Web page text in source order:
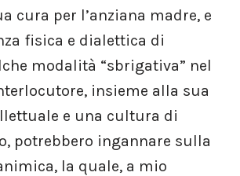
cura per l’anziana madre, e
fisica e dialettica di
modalità “sbrigativa” nel
insieme alla sua
e una cultura di
potrebbero ingannare sulla
la quale, a mio